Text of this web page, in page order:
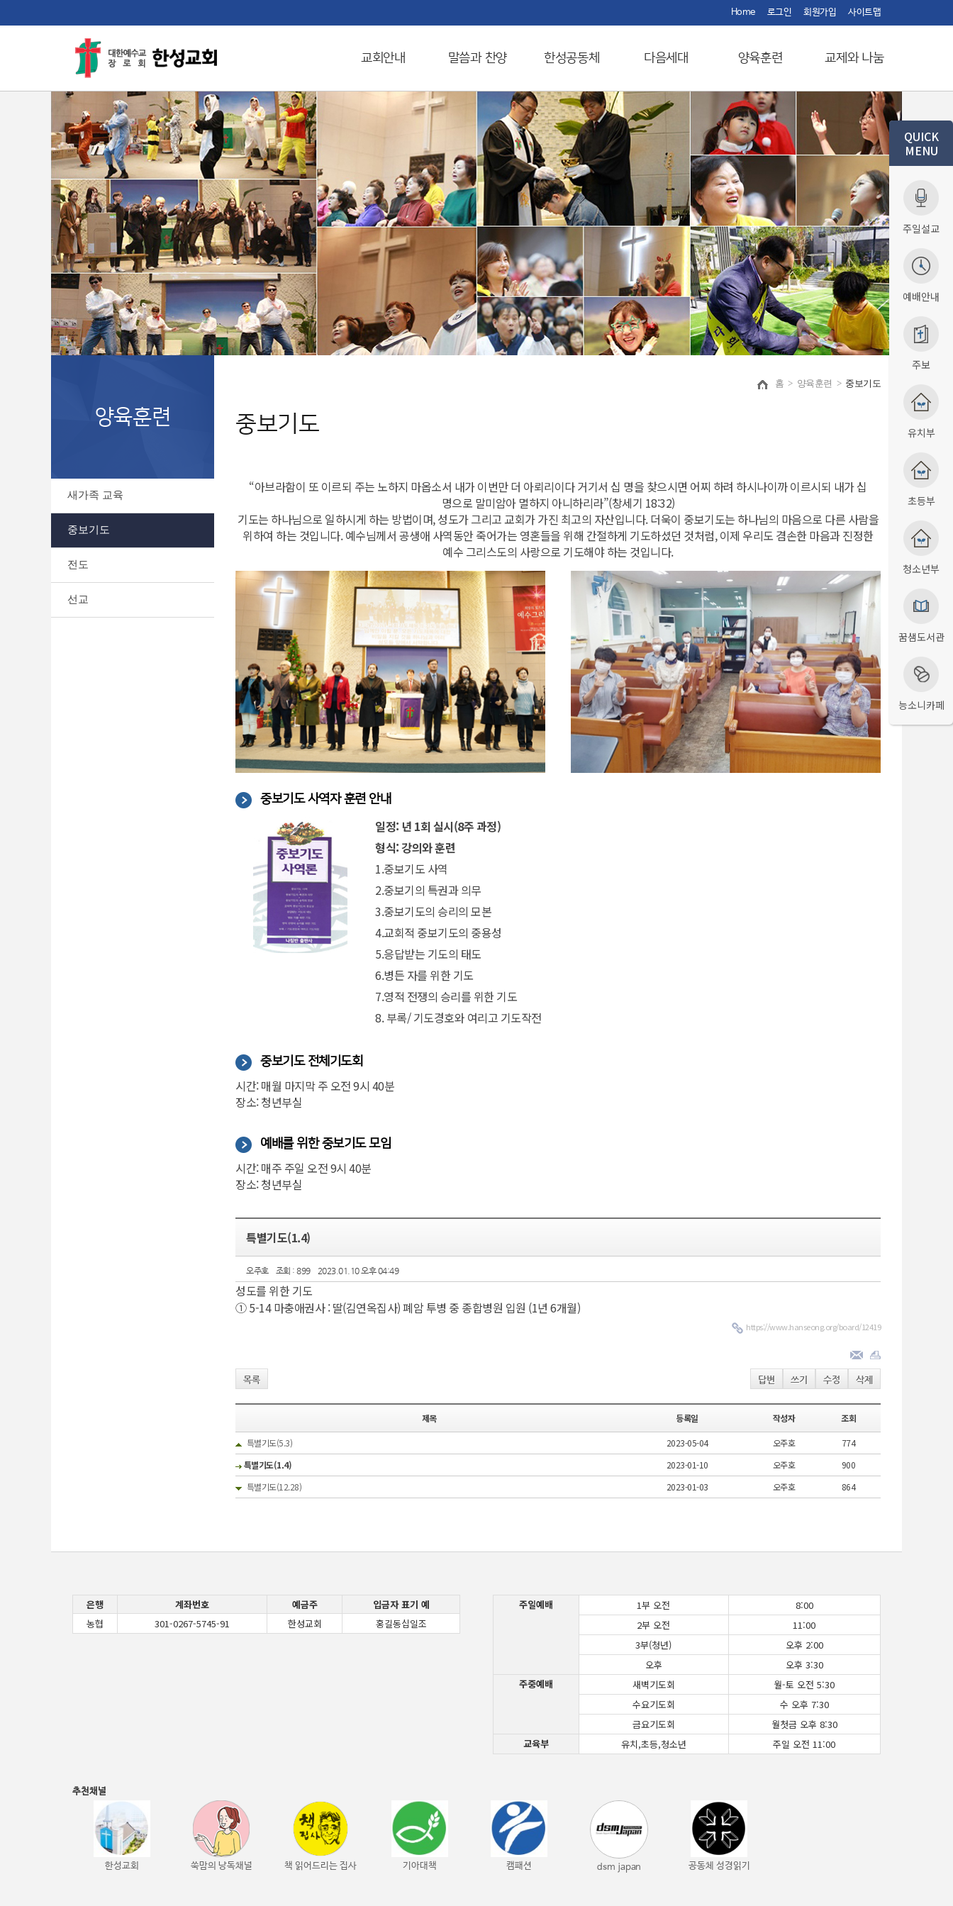
Home 로그인 회원가입 사이트맵
교회안내 말씀과 찬양 한성공동체 다음세대 양육훈련 교제와 나눔
양육훈련
새가족 교육
중보기도
전도
선교
홈 > 양육훈련 > 중보기도
중보기도
“아브라함이 또 이르되 주는 노하지 마옵소서 내가 이번만 더 아뢰리이다 거기서 십 명을 찾으시면 어찌 하려 하시나이까 이르시되 내가 십
명으로 말미암아 멸하지 아니하리라”(창세기 18:32)
기도는 하나님으로 일하시게 하는 방법이며, 성도가 그리고 교회가 가진 최고의 자산입니다. 더욱이 중보기도는 하나님의 마음으로 다른 사람을
위하여 하는 것입니다. 예수님께서 공생애 사역동안 죽어가는 영혼들을 위해 간절하게 기도하셨던 것처럼, 이제 우리도 겸손한 마음과 진정한
예수 그리스도의 사랑으로 기도해야 하는 것입니다.
중보기도 사역자 훈련 안내
일정: 년 1회 실시(8주 과정)
형식: 강의와 훈련
1.중보기도 사역
2.중보기의 특권과 의무
3.중보기도의 승리의 모본
4.교회적 중보기도의 중용성
5.응답받는 기도의 태도
6.병든 자를 위한 기도
7.영적 전쟁의 승리를 위한 기도
8. 부록/ 기도경호와 여리고 기도작전
중보기도 전체기도회
시간: 매월 마지막 주 오전 9시 40분
장소: 청년부실
예배를 위한 중보기도 모임
시간: 매주 주일 오전 9시 40분
장소: 청년부실
특별기도(1.4)
오주호 조회 : 899 2023.01.10 오후 04:49
성도를 위한 기도
① 5-14 마충애권사 : 딸(김연옥집사) 폐암 투병 중 종합병원 입원 (1년 6개월)​
https://www.hanseong.org/board/12419
목록 답변 쓰기 수정 삭제
제목 등록일 작성자 조회
특별기도(5.3) 2023-05-04 오주호
774
특별기도(1.4)
2023-01-10 오주호
900
특별기도(12.28)
2023-01-03 오주호 864
은행 계좌번호 예금주
입금자 표기 예
농협
301-0267-5745-91 한성교회 홍길동십일조
주일예배 1부 오전
8:00
2부 오전
11:00
3부(청년)
오후 2:00
오후
오후 3:30
주중예배
새벽기도회
월-토 오전 5:30
수요기도회
수 오후 7:30
금요기도회
월첫금 오후 8:30
교육부
유치,초등,청소년 주일 오전 11:00
추천채널
한성교회 쑥맘의 낭독채널 책 읽어드리는 집사 기아대책 캠패션 dsm japan 공동체 성경읽기
QUICK
MENU
주일설교
예배안내
주보
유치부
초등부
청소년부
꿈샘도서관
능소니카페